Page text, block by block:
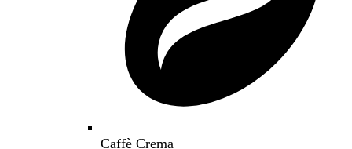
Caffè Crema